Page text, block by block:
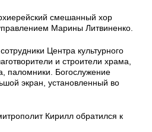
смешанный хор
Марины Литвиненко.
Центра культурного
и строители храма,
паломники. Богослужение
экран, установленный во
Кирилл обратился к